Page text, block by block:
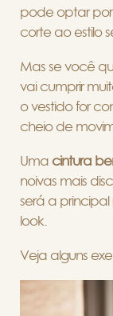
pode optar por
corte ao estilo
Mas se você
vai cumprir
o vestido for
cheio de
Uma cintura
noivas mais
será a principal
look.
Veja alguns